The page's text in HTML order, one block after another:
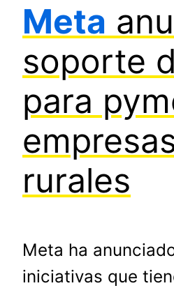
Meta
soporte
para
rurales
Meta ha
iniciativas que